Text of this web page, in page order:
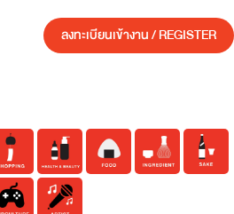
ลงทะเบียนเข้างาน / REGISTER